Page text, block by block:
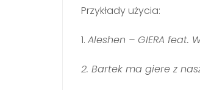
Przykłady użycia:
1. Aleshen – GIERA feat.
2. Bartek ma giere z